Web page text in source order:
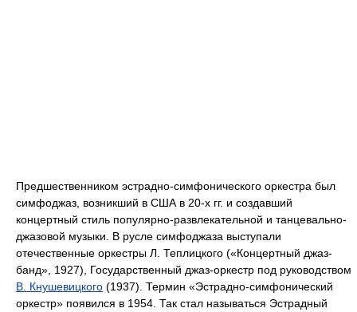
Предшественником эстрадно-симфонического оркестра был
симфоджаз, возникший в США в 20-х гг. и создавший
концертный стиль популярно-развлекательной и танцевально-
джазовой музыки. В русле симфоджаза выступали
отечественные оркестры Л. Теплицкого («Концертный джаз-
банд», 1927), Государственный джаз-оркестр под руководством
В. Кнушевицкого (1937). Термин «Эстрадно-симфонический
оркестр» появился в 1954. Так стал называться Эстрадный